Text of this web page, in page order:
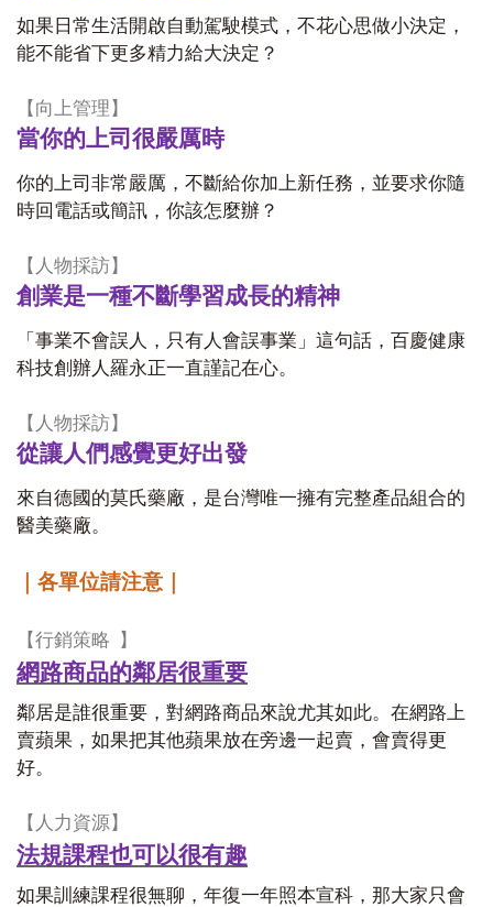
如果日常生活開啟自動駕駛模式，不花心思做小決定，
能不能省下更多精力給大決定？
【向上管理】
當你的上司很嚴厲時
你的上司非常嚴厲，不斷給你加上新任務，並要求你隨
時回電話或簡訊，你該怎麼辦？
【人物採訪】
創業是一種不斷學習成長的精神
「事業不會誤人，只有人會誤事業」這句話，百慶健康
科技創辦人羅永正一直謹記在心。
【人物採訪】
從讓人們感覺更好出發
來自德國的莫氏藥廠，是台灣唯一擁有完整產品組合的
醫美藥廠。
｜各單位請注意｜
【行銷策略 】
網路商品的鄰居很重要
鄰居是誰很重要，對網路商品來說尤其如此。在網路上
賣蘋果，如果把其他蘋果放在旁邊一起賣，會賣得更
好。
【人力資源】
法規課程也可以很有趣
如果訓練課程很無聊，年復一年照本宣科，那大家只會